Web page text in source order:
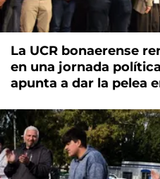
La UCR bonaerense
en una jornada
apunta a dar la pelea